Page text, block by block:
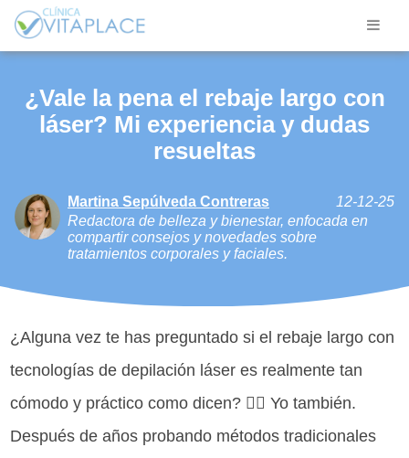
¿Vale la pena el rebaje largo con
láser? Mi experiencia y dudas
resueltas
Martina Sepúlveda Contreras
12-12-25
Redactora de belleza y bienestar, enfocada en
compartir consejos y novedades sobre
tratamientos corporales y faciales.
¿Alguna vez te has preguntado si el rebaje largo con
tecnologías de depilación láser es realmente tan
cómodo y práctico como dicen? 🙋‍♀️ Yo también.
Después de años probando métodos tradicionales